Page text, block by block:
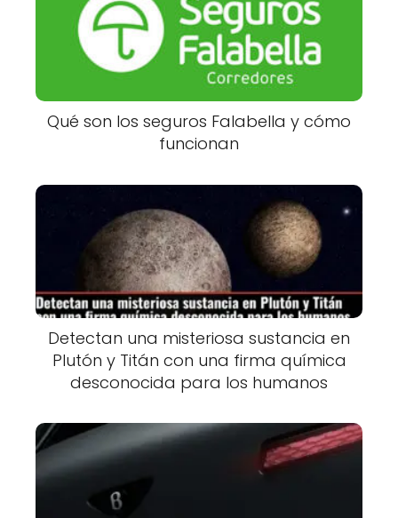
Qué son los seguros Falabella y cómo
funcionan
Detectan una misteriosa sustancia en
Plutón y Titán con una firma química
desconocida para los humanos